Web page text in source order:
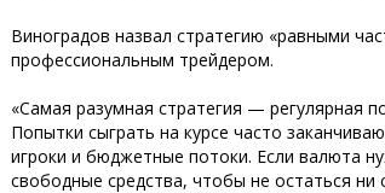
Виноградов назвал стратегию «равными
профессиональным трейдером.
«Самая разумная стратегия — регулярная
Попытки сыграть на курсе часто
игроки и бюджетные потоки. Если валюта
свободные средства, чтобы не остаться